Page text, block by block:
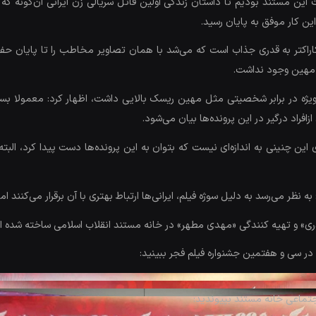
کار موفق به پایان رسید.
به قدری جذاب است که می‌شد با همان تصاویر مخاطب را تا پایان
مهین وجود نداشت.
ویژه در برابر شخصیتی مثل مهین ریسک بالایی داشت، اظهار کرد:
درگیر در این پرونده‌ها بیان می‌شود.
این چنینی به اندازه‌ای نیست که بتوان به این پرونده‌ها دست پیدا کرد،
می‌رسد به دلیل سوژه فیلم، ایرانی‌ها ارتباط بهتری با آن برقرار می‌کنند
و تهیه کنندگی «مهدی مطهر» در خانه مستند انقلاب اسلامی ساخته
سی و هفتمین جشنواره فیلم فجر ببینید:
خانه مستند بپیوندید: